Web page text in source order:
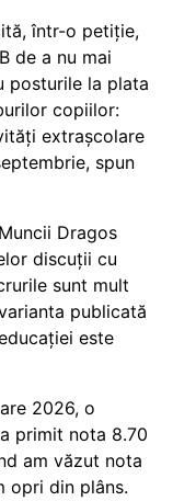
într-o petiție,
de a nu mai
posturile la plata
copiilor:
extrașcolare
spun
Dragos
discuții cu
sunt mult
publicată
este
2026, o
primit nota 8.70
am văzut nota
opri din plâns.